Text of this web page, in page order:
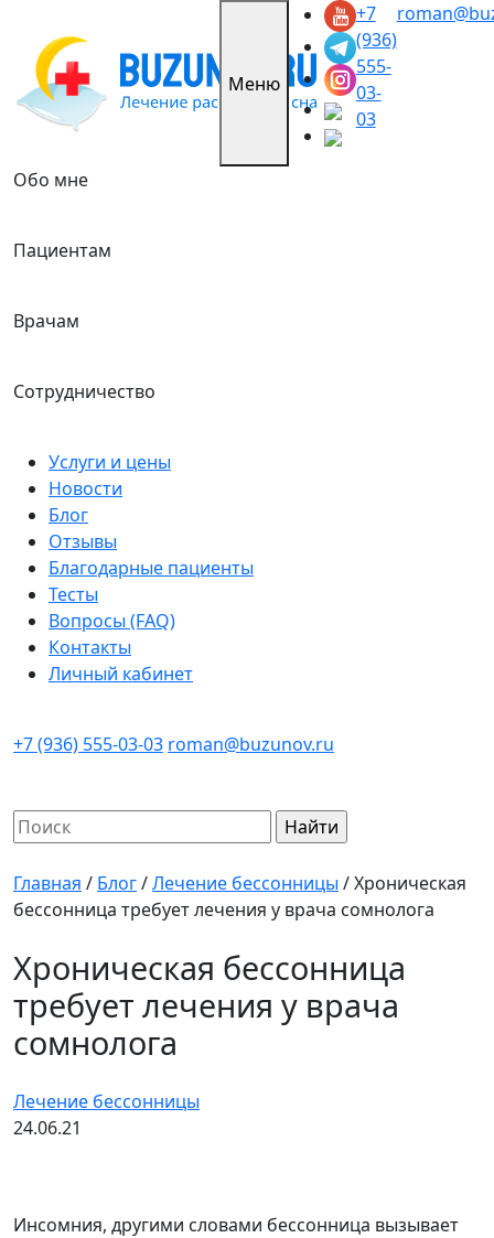
content
Меню
+7
(936)
555-
03-
03
Обо мне
Пациентам
Врачам
Сотрудничество
Услуги и цены
Новости
Блог
Отзывы
Благодарные пациенты
Тесты
Вопросы (FAQ)
Контакты
Личный кабинет
+7 (936) 555-03-03 roman@buzunov.ru
Найти:
Главная / Блог/Лечение бессонницы /Хроническая
бессонница требует лечения у врача сомнолога
Хроническая бессонница
требует лечения у врача
сомнолога
Лечение бессонницы
24.06.21
Инсомния, другими словами бессонница вызывает